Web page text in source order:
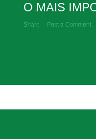
O MAIS
Share Post a Comment